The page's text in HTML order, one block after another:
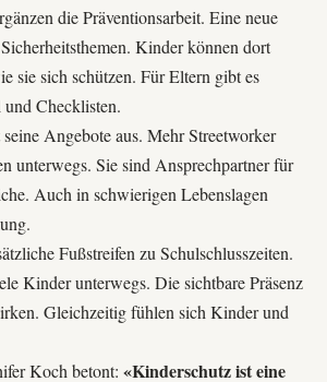
die Präventionsarbeit. Eine neue
Kinder können dort
sie sich schützen. Für Eltern gibt es
Checklisten.
Angebote aus. Mehr Streetworker
unterwegs. Sie sind Ansprechpartner für
Auch in schwierigen Lebenslagen
Fußstreifen zu Schulschlusszeiten.
Kinder unterwegs. Die sichtbare Präsenz
Gleichzeitig fühlen sich Kinder und
Koch betont: «Kinderschutz ist eine